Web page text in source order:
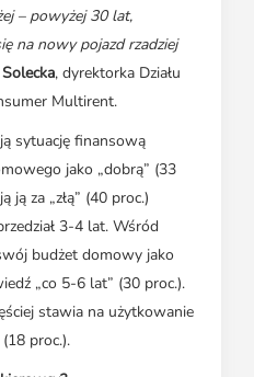
– powyżej 30 lat,
na nowy pojazd rzadziej
, dyrektorka Działu
Multirent.
sytuację finansową
jako „dobrą” (33
ją za „złą” (40 proc.)
3-4 lat. Wśród
budżet domowy jako
„co 5-6 lat” (30 proc.).
stawia na użytkowanie
proc.).